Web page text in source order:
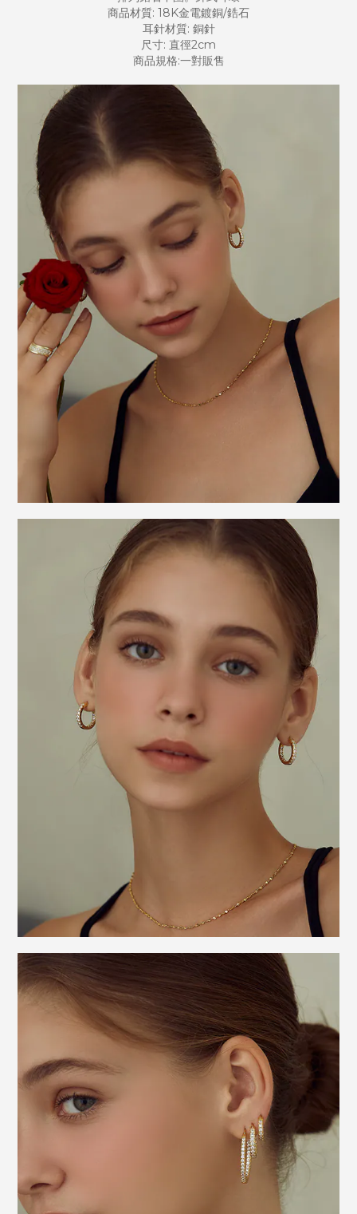
商品材質: 18K金電鍍銅/鋯石
耳針材質: 銅針
尺寸: 直徑2cm
商品規格:一對販售